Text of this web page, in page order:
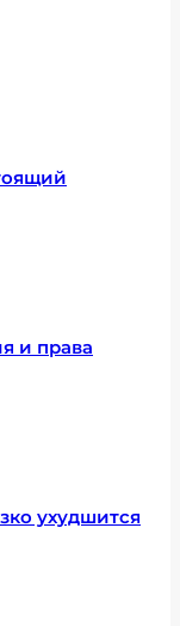
и права
ухудшится